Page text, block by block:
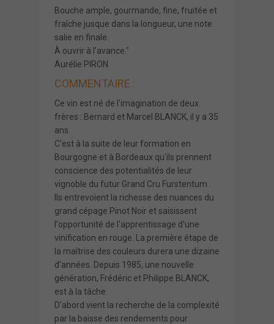
Bouche ample, gourmande, fine, fruitée et
fraîche jusque dans la longueur, une note
salie en finale.
À ouvrir à l’avance."
Aurélie PIRON
COMMENTAIRE :
Ce vin est né de l'imagination de deux
frères : Bernard et Marcel BLANCK, il y a 35
ans.
C'est à la suite de leur formation en
Bourgogne et à Bordeaux qu'ils prennent
conscience des potentialités de leur
vignoble du futur Grand Cru Furstentum .
Ils entrevoient la richesse des nuances du
grand cépage Pinot Noir et saisissent
l'opportunité de l'apprentissage d'une
vinification en rouge. La première étape de
la maîtrise des couleurs durera une dizaine
d'années. Depuis 1985, une nouvelle
génération, Frédéric et Philippe BLANCK,
est à la tâche.
D’abord vient la recherche de la complexité
par la baisse des rendements pour